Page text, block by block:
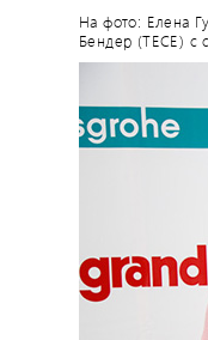
На фото: Елена
Бендер (ТЕСЕ) с